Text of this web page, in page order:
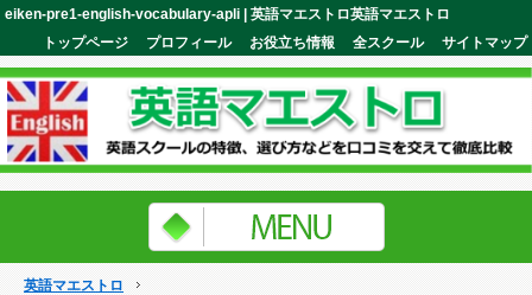
eiken-pre1-english-vocabulary-apli | 英語マエストロ英語マエストロ
サイトマップ
全スクール
お役立ち情報
プロフィール
トップページ
英語マエストロ